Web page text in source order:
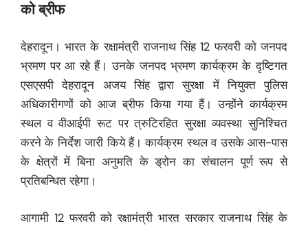
को ब्रीफ
देहरादून। भारत के रक्षामंत्री राजनाथ सिंह 12 फरवरी को जनपद
भ्रमण पर आ रहे हैं। उनके जनपद भ्रमण कार्यक्रम के दृष्टिगत
एसएसपी देहरादून अजय सिंह द्वारा सुरक्षा में नियुक्त पुलिस
अधिकारीगणों को आज ब्रीफ किया गया हैं। उन्होंने कार्यक्रम
स्थल व वीआईपी रूट पर त्रुटिरहित सुरक्षा व्यवस्था सुनिश्चित
करने के निर्देश जारी किये हैं। कार्यक्रम स्थल व उसके आस-पास
के क्षेत्रों में बिना अनुमति के ड्रोन का संचालन पूर्ण रूप से
प्रतिबन्धित रहेगा।
आगामी 12 फरवरी को रक्षामंत्री भारत सरकार राजनाथ सिंह के